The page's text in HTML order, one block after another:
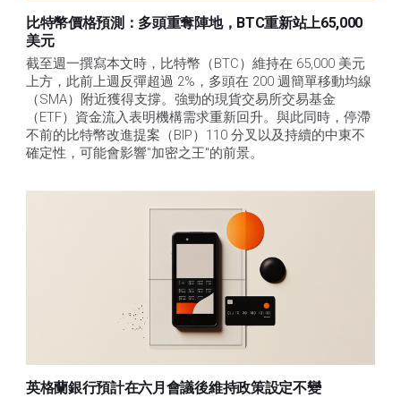
比特幣價格預測：多頭重奪陣地，BTC重新站上65,000
美元
截至週一撰寫本文時，比特幣（BTC）維持在 65,000 美元
上方，此前上週反彈超過 2%，多頭在 200 週簡單移動均線
（SMA）附近獲得支撐。強勁的現貨交易所交易基金
（ETF）資金流入表明機構需求重新回升。與此同時，停滯
不前的比特幣改進提案（BIP）110 分叉以及持續的中東不
確定性，可能會影響"加密之王"的前景。
英格蘭銀行預計在六月會議後維持政策設定不變